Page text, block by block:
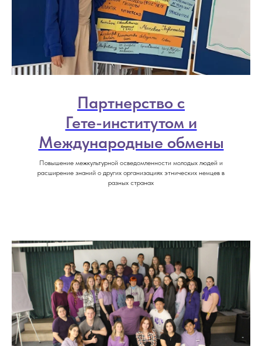
Партнерство с
Гете-институтом и
Международные обмены
Повышение межкультурной осведомленности молодых людей и
расширение знаний о других организациях этнических немцев в
разных странах